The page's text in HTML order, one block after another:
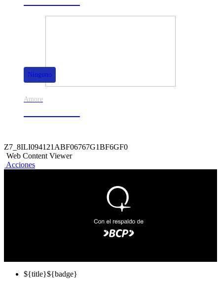
Ninguno
Amore
Z7_8ILI094121ABF06767G1BF6GF0
Web Content Viewer
Acciones
${title}${badge}